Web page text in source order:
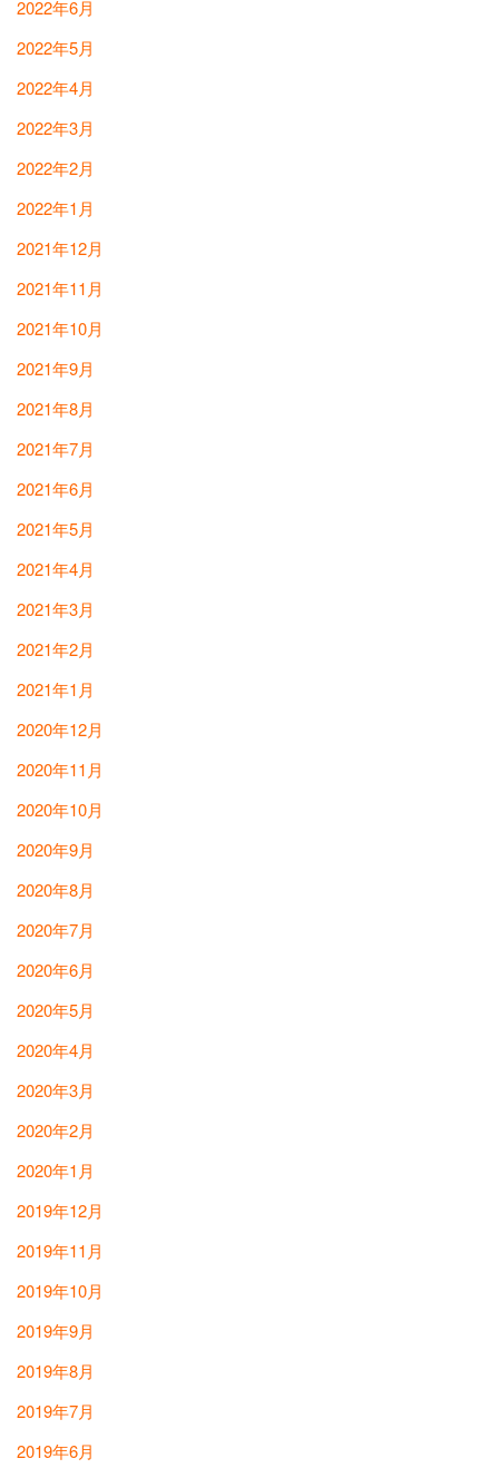
2022年6月
2022年5月
2022年4月
2022年3月
2022年2月
2022年1月
2021年12月
2021年11月
2021年10月
2021年9月
2021年8月
2021年7月
2021年6月
2021年5月
2021年4月
2021年3月
2021年2月
2021年1月
2020年12月
2020年11月
2020年10月
2020年9月
2020年8月
2020年7月
2020年6月
2020年5月
2020年4月
2020年3月
2020年2月
2020年1月
2019年12月
2019年11月
2019年10月
2019年9月
2019年8月
2019年7月
2019年6月